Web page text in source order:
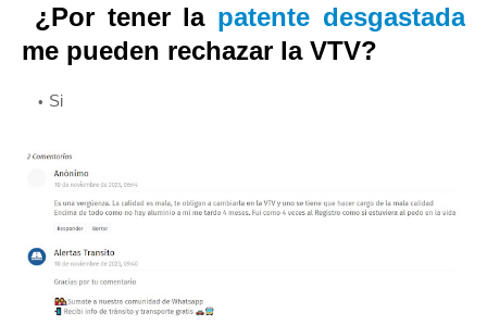
¿Por tener la patente desgastada
me pueden rechazar la VTV?
Si